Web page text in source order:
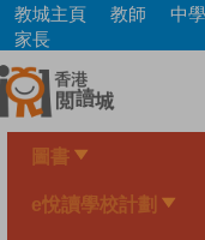
Skip
main
content
教城主頁 教師 中
家長
圖書
e悅讀學校計劃